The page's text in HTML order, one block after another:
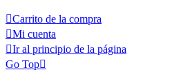
Carrito de la compra
Mi cuenta
Ir al principio de la página
Go Top